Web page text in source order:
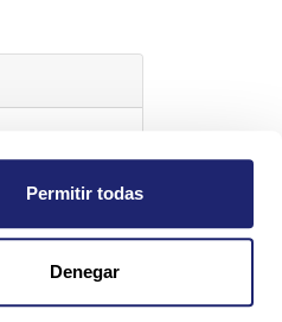
Permitir todas
Denegar